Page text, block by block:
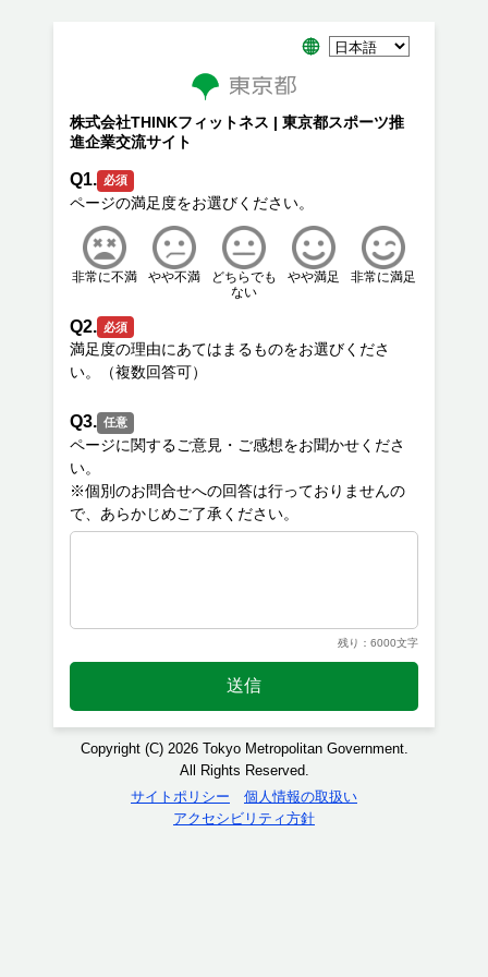
株式会社THINKフィットネス | 東京都スポーツ推
進企業交流サイト
Q1. 必須
非常に不満 やや不満
どちらでも
ない
やや満足 非常に満足
Q2. 必須
満足度の理由にあてはまるものをお選びくださ
Q3. 任意
ページに関するご意見・ご感想をお聞かせくださ
い。
※個別のお問合せへの回答は行っておりませんの
残り：6000文字
送信
Copyright (C) 2026 Tokyo Metropolitan Government.
All Rights Reserved.
サイトポリシー
個人情報の取扱い
アクセシビリティ方針